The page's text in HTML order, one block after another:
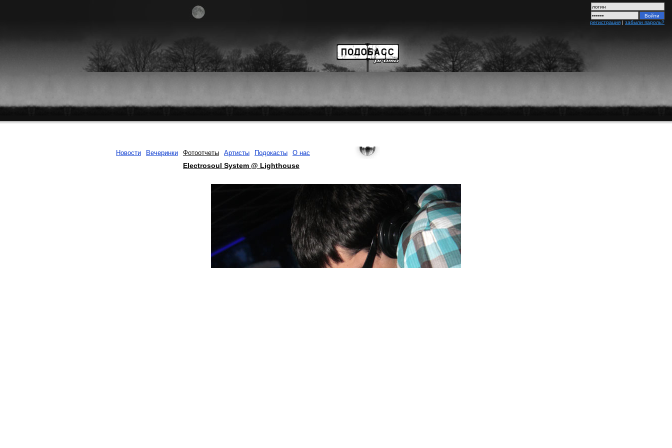
регистрация | забыли пароль?
Новости Вечеринки Фотоотчеты Артисты Подокасты О нас
Electrosoul System @ Lighthouse